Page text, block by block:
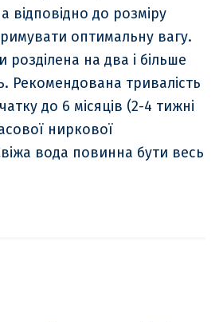
відповідно до розміру
оптимальну вагу.
розділена на два і більше
Рекомендована тривалість
до 6 місяців (2-4 тижні
ниркової
вода повинна бути весь